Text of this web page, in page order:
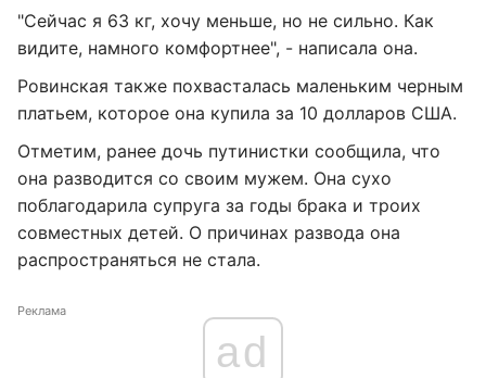
"Сейчас я 63 кг, хочу меньше, но не сильно. Как
видите, намного комфортнее", - написала она.
Ровинская также похвасталась маленьким черным
платьем, которое она купила за 10 долларов США.
Отметим, ранее дочь путинистки сообщила, что
она разводится со своим мужем. Она сухо
поблагодарила супруга за годы брака и троих
совместных детей. О причинах развода она
распространяться не стала.
Реклама
ad